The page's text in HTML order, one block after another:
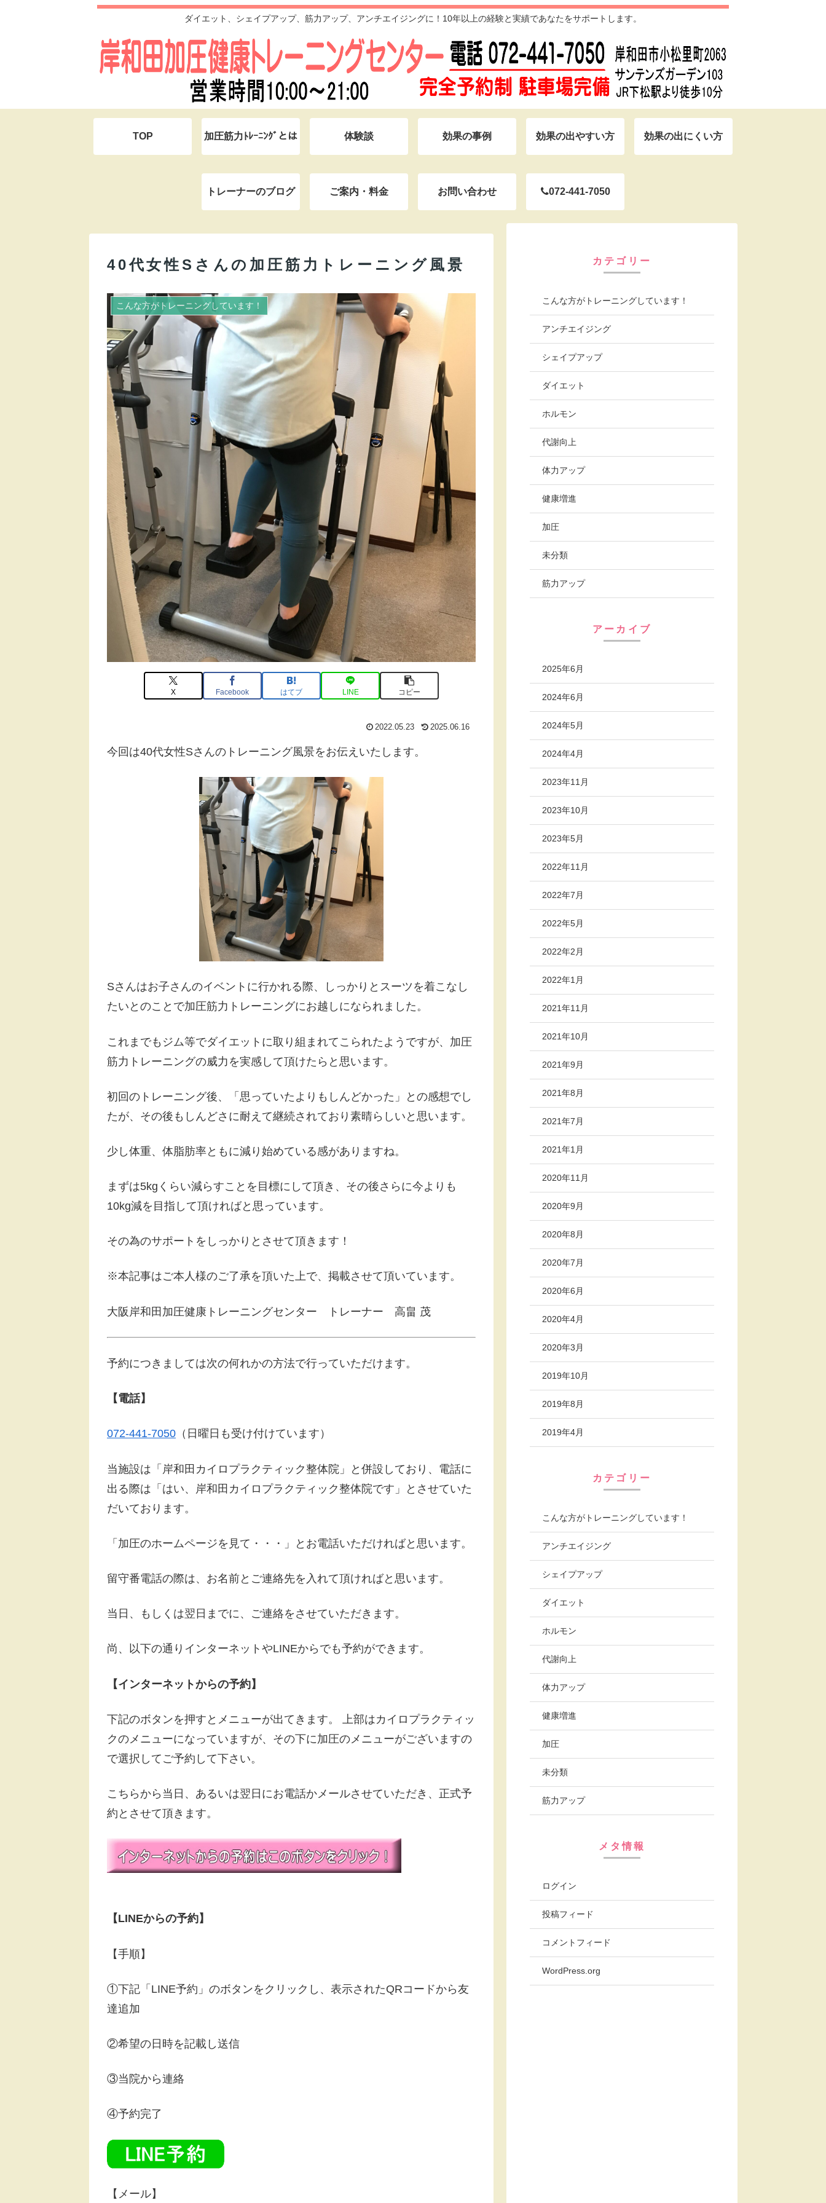
ダイエット、シェイプアップ、筋力アップ、アンチエイジングに！10年以上の経験と実績であなたをサポートします。
TOP 加圧筋力ﾄﾚｰﾆﾝｸﾞとは 体験談 効果の事例 効果の出やすい方 効果の出にくい方
トレーナーのブログ ご案内・料金 お問い合わせ 072-441-7050
40代女性Sさんの加圧筋力トレーニング風景
こんな方がトレーニングしています！
X Facebook はてブ LINE コピー
2022.05.23 2025.06.16
今回は40代女性Sさんのトレーニング風景をお伝えいたします。
Sさんはお子さんのイベントに行かれる際、しっかりとスーツを着こなし
たいとのことで加圧筋力トレーニングにお越しになられました。
これまでもジム等でダイエットに取り組まれてこられたようですが、加圧
筋力トレーニングの威力を実感して頂けたらと思います。
初回のトレーニング後、「思っていたよりもしんどかった」との感想でし
たが、その後もしんどさに耐えて継続されており素晴らしいと思います。
少し体重、体脂肪率ともに減り始めている感がありますね。
まずは5kgくらい減らすことを目標にして頂き、その後さらに今よりも
10kg減を目指して頂ければと思っています。
その為のサポートをしっかりとさせて頂きます！
※本記事はご本人様のご了承を頂いた上で、掲載させて頂いています。
大阪岸和田加圧健康トレーニングセンター トレーナー 高畠 茂
予約につきましては次の何れかの方法で行っていただけます。
【電話】
072-441-7050 （日曜日も受け付けています）
当施設は「岸和田カイロプラクティック整体院」と併設しており、電話に
出る際は「はい、岸和田カイロプラクティック整体院です」とさせていた
だいております。
「加圧のホームページを見て・・・」とお電話いただければと思います。
留守番電話の際は、お名前とご連絡先を入れて頂ければと思います。
当日、もしくは翌日までに、ご連絡をさせていただきます。
尚、以下の通りインターネットやLINEからでも予約ができます。
【インターネットからの予約】
下記のボタンを押すとメニューが出てきます。 上部はカイロプラクティッ
クのメニューになっていますが、その下に加圧のメニューがございますの
で選択してご予約して下さい。
こちらから当日、あるいは翌日にお電話かメールさせていただき、正式予
約とさせて頂きます。
【LINEからの予約】
【手順】
①下記「LINE予約」のボタンをクリックし、表示されたQRコードから友
達追加
②希望の日時を記載し送信
③当院から連絡
④予約完了
【メール】
カテゴリー
こんな方がトレーニングしています！
アンチエイジング
シェイプアップ
ダイエット
ホルモン
代謝向上
体力アップ
健康増進
加圧
未分類
筋力アップ
アーカイブ
2025年6月
2024年6月
2024年5月
2024年4月
2023年11月
2023年10月
2023年5月
2022年11月
2022年7月
2022年5月
2022年2月
2022年1月
2021年11月
2021年10月
2021年9月
2021年8月
2021年7月
2021年1月
2020年11月
2020年9月
2020年8月
2020年7月
2020年6月
2020年4月
2020年3月
2019年10月
2019年8月
2019年4月
カテゴリー
こんな方がトレーニングしています！
アンチエイジング
シェイプアップ
ダイエット
ホルモン
代謝向上
体力アップ
健康増進
加圧
未分類
筋力アップ
メタ情報
ログイン
投稿フィード
コメントフィード
WordPress.org